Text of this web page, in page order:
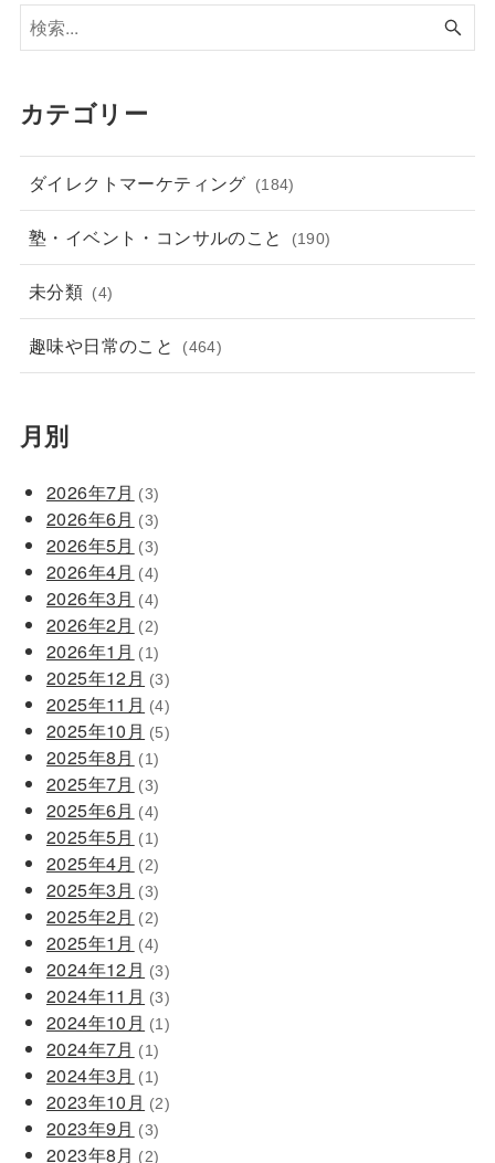
カテゴリー
ダイレクトマーケティング (184)
塾・イベント・コンサルのこと (190)
未分類 (4)
趣味や日常のこと (464)
月別
2026年7月 (3)
2026年6月 (3)
2026年5月 (3)
2026年4月 (4)
2026年3月 (4)
2026年2月 (2)
2026年1月 (1)
2025年12月 (3)
2025年11月 (4)
2025年10月 (5)
2025年8月 (1)
2025年7月 (3)
2025年6月 (4)
2025年5月 (1)
2025年4月 (2)
2025年3月 (3)
2025年2月 (2)
2025年1月 (4)
2024年12月 (3)
2024年11月 (3)
2024年10月 (1)
2024年7月 (1)
2024年3月 (1)
2023年10月 (2)
2023年9月 (3)
2023年8月 (2)